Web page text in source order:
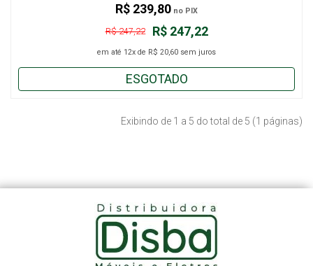
R$ 247,22
R$ 247,22
em até 12x de R$ 20,60 sem juros
R$ 239,80 no PIX
ESGOTADO
Exibindo de 1 a 5 do total de 5 (1 páginas)